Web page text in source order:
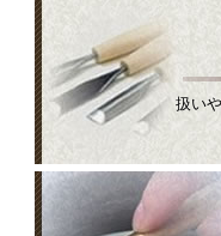
扱い